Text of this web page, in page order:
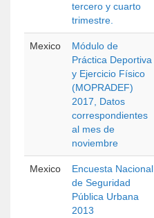
tercero y cuarto
trimestre.
Mexico
Módulo de
Práctica Deportiva
y Ejercicio Físico
(MOPRADEF)
2017, Datos
correspondientes
al mes de
noviembre
Mexico
Encuesta Nacional
de Seguridad
Pública Urbana
2013